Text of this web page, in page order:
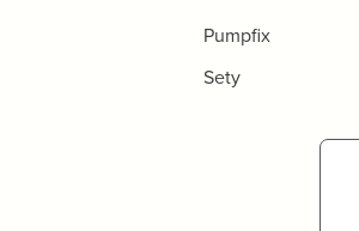
Pumpfix
Sety